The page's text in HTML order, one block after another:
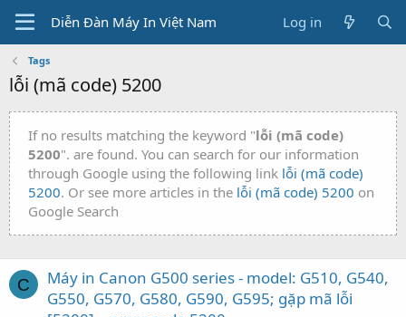
Diễn Đàn Máy In Việt Nam Log in
Tags
lỗi (mã code) 5200
If no results matching the keyword "lỗi (mã code)
5200". are found. You can search for our information
through Google using the following link lỗi (mã code)
5200. Or see more articles in the lỗi (mã code) 5200 on
Google Search
C
Máy in Canon G500 series - model: G510, G540,
G550, G570, G580, G590, G595; gặp mã lỗi